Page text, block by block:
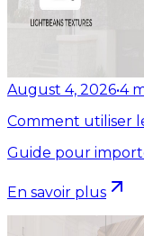
August 4, 2026•4
Comment utiliser
Guide pour
En savoir plus